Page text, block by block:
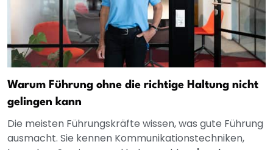
Warum Führung ohne die richtige Haltung nicht
gelingen kann
Die meisten Führungskräfte wissen, was gute Führung
ausmacht. Sie kennen Kommunikationstechniken,